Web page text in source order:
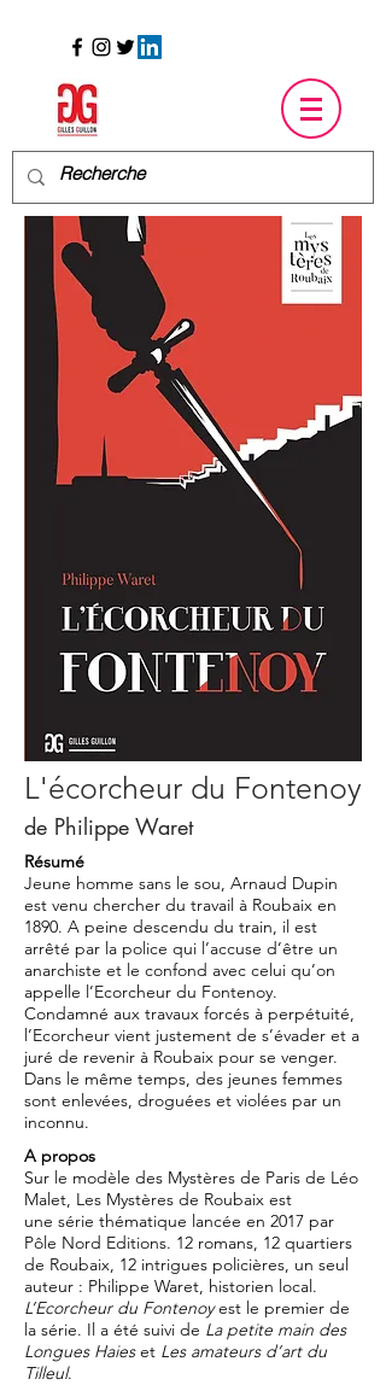
L'écorcheur du Fontenoy
de Philippe Waret
Résumé
Jeune homme sans le sou, Arnaud Dupin
est venu chercher du travail à Roubaix en
1890. A peine descendu du train, il est
arrêté par la police qui l’accuse d’être un
anarchiste et le confond avec celui qu’on
appelle l’Ecorcheur du Fontenoy.
Condamné aux travaux forcés à perpétuité,
l’Ecorcheur vient justement de s’évader et a
juré de revenir à Roubaix pour se venger.
Dans le même temps, des jeunes femmes
sont enlevées, droguées et violées par un
inconnu.
A propos
Sur le modèle des Mystères de Paris de Léo
Malet, Les Mystères de Roubaix est
une série thématique lancée en 2017 par
Pôle Nord Editions. 12 romans, 12 quartiers
de Roubaix, 12 intrigues policières, un seul
auteur : Philippe Waret, historien local.
L’Ecorcheur du Fontenoyest le premier de
la série. Il a été suivi de La petite main des
Longues Haieset Les amateurs d’art du
Tilleul.